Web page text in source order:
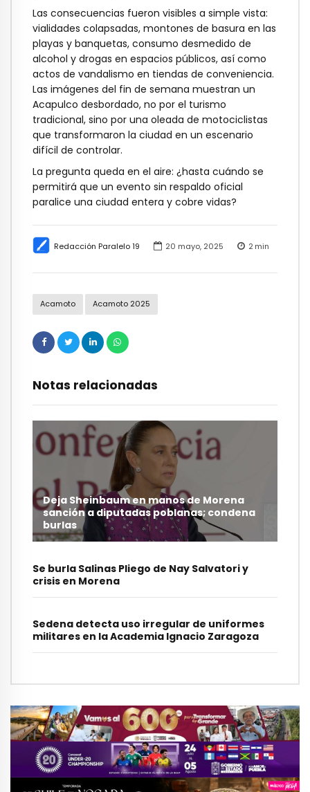
Redacción Paralelo 19 20 mayo, 2025 2 min
Acamoto Acamoto 2025
Notas relacionadas
Deja Sheinbaum en manos de Morena
sanción a diputadas poblanas; condena
burlas
Se burla Salinas Pliego de Nay Salvatori y
crisis en Morena
Sedena detecta uso irregular de uniformes
militares en la Academia Ignacio Zaragoza
Las consecuencias fueron visibles a simple vista:
vialidades colapsadas, montones de basura en las
playas y banquetas, consumo desmedido de
alcohol y drogas en espacios públicos, así como
actos de vandalismo en tiendas de conveniencia.
Las imágenes del fin de semana muestran un
Acapulco desbordado, no por el turismo
tradicional, sino por una oleada de motociclistas
que transformaron la ciudad en un escenario
difícil de controlar.
La pregunta queda en el aire: ¿hasta cuándo se
permitirá que un evento sin respaldo oficial
paralice una ciudad entera y cobre vidas?